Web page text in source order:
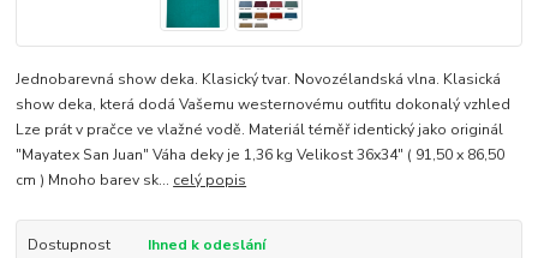
Jednobarevná show deka. Klasický tvar. Novozélandská vlna. Klasická
show deka, která dodá Vašemu westernovému outfitu dokonalý vzhled
Lze prát v pračce ve vlažné vodě. Materiál téměř identický jako originál
"Mayatex San Juan" Váha deky je 1,36 kg Velikost 36x34" ( 91,50 x 86,50
cm ) Mnoho barev sk... celý popis
Dostupnost
Ihned k odeslání